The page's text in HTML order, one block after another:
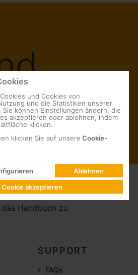
Identity
Handbuch zu
SUPPORT
FAQs
und Cookies von
und die Statistiken unserer
Sie können Einstellungen ändern, die
akzeptieren oder ablehnen, indem
klicken.
klicken Sie auf unsere Cookie-
Ablehnen
Cookie akzeptieren